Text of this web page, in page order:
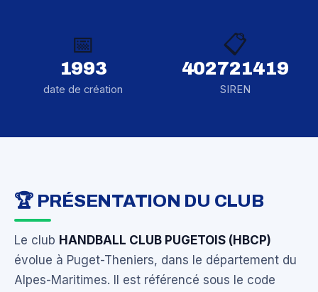
📅
1993
date de création
📋
402721419
SIREN
🏆 PRÉSENTATION DU CLUB
Le club HANDBALL CLUB PUGETOIS (HBCP)
évolue à Puget-Theniers, dans le département du
Alpes-Maritimes. Il est référencé sous le code